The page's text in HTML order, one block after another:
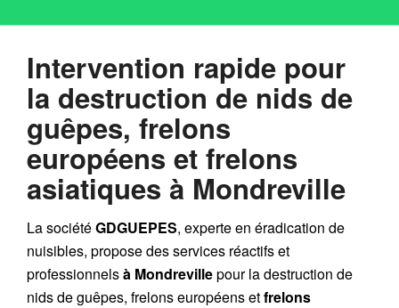
Intervention rapide pour
la destruction de nids de
guêpes, frelons
européens et frelons
asiatiques à Mondreville
La sociétéGDGUEPES, experte en éradication de
nuisibles, propose des services réactifs et
professionnelsà Mondrevillepour la destruction de
nids de guêpes, frelons européensetfrelons